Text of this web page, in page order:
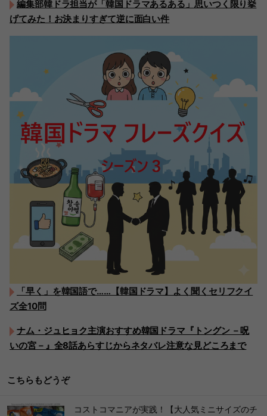
編集部韓ドラ担当が「韓国ドラマあるある」思いつく限り挙
げてみた！お決まりすぎて逆に面白い件
「早く」を韓国語で……【韓国ドラマ】よく聞くセリフクイ
ズ全10問
ナム・ジュヒョク主演おすすめ韓国ドラマ『トングン －呪
いの宮－』全8話あらすじからネタバレ注意な見どころまで
こちらもどうぞ
コストコマニアが実践！【大人気ミニサイズのチ